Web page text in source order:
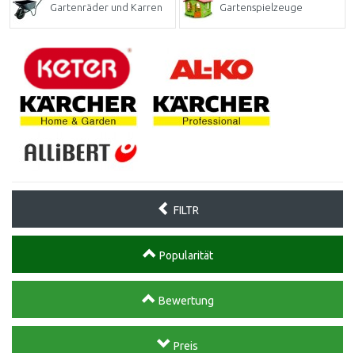
Gartenräder und Karren Gartenspielzeuge
FILTR
Popularität
Bewertung
Preis